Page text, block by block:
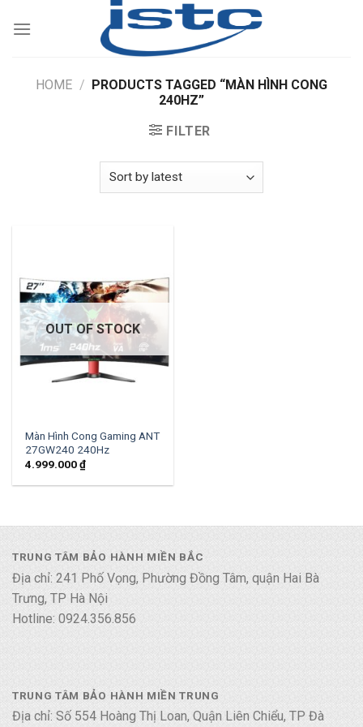
HOME / PRODUCTS TAGGED “MÀN HÌNH CONG
240HZ”
FILTER
OUT OF STOCK
Màn Hình Cong Gaming ANT
27GW240 240Hz
4.999.000₫
TRUNG TÂM BẢO HÀNH MIỀN BẮC
Địa chỉ: 241 Phố Vọng, Phường Đồng Tâm, quận Hai Bà
Trưng, TP Hà Nội
Hotline: 0924.356.856
TRUNG TÂM BẢO HÀNH MIỀN TRUNG
Địa chỉ: Số 554 Hoàng Thị Loan, Quận Liên Chiểu, TP Đà